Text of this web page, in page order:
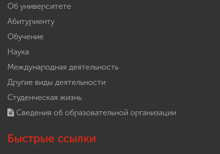
Об университете
Абитуриенту
Обучение
Наука
Международная деятельность
Другие виды деятельности
Студенческая жизнь
Сведения об образовательной организации
Быстрые ссылки